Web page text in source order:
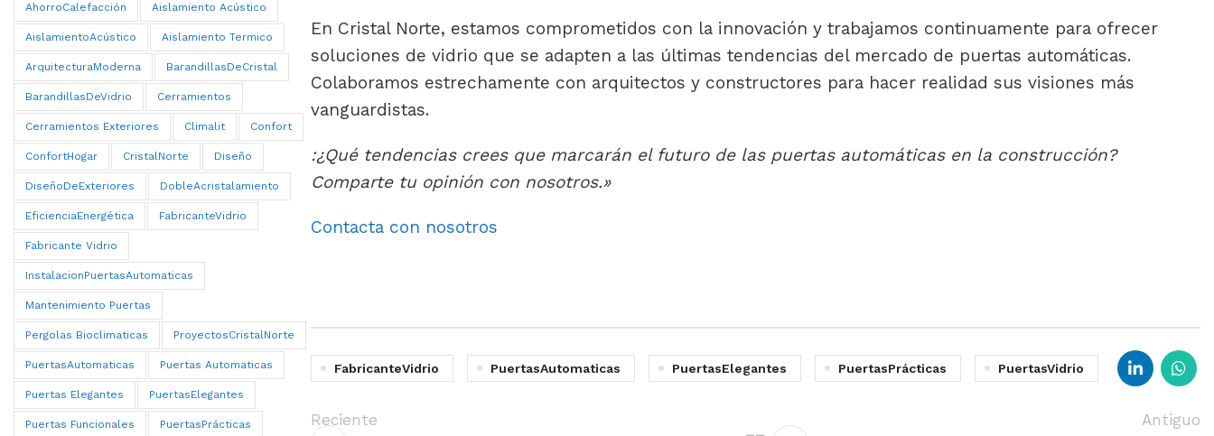
En Cristal Norte, estamos comprometidos con la innovación y trabajamos continuamente para ofrecer
soluciones de vidrio que se adapten a las últimas tendencias del mercado de puertas automáticas.
Colaboramos estrechamente con arquitectos y constructores para hacer realidad sus visiones más
vanguardistas.
:¿Qué tendencias crees que marcarán el futuro de las puertas automáticas en la construcción?
Comparte tu opinión con nosotros.»
Contacta con nosotros
FabricanteVidrio PuertasAutomaticas PuertasElegantes PuertasPrácticas PuertasVidrio
Reciente Antiguo
AhorroCalefacción Aislamiento Acústico
AislamientoAcústico Aislamiento Termico
ArquitecturaModerna BarandillasDeCristal
BarandillasDeVidrio Cerramientos
Cerramientos Exteriores Climalit Confort
ConfortHogar CristalNorte Diseño
DiseñoDeExteriores DobleAcristalamiento
EficienciaEnergética FabricanteVidrio
Fabricante Vidrio
InstalacionPuertasAutomaticas
Mantenimiento Puertas
Pergolas Bioclimaticas ProyectosCristalNorte
PuertasAutomaticas Puertas Automaticas
Puertas Elegantes PuertasElegantes
Puertas Funcionales PuertasPrácticas